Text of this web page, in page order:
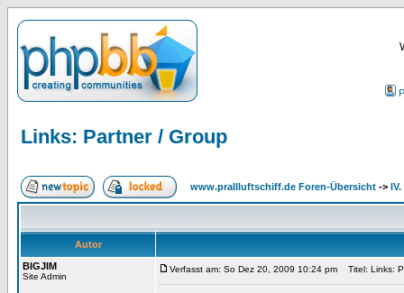
Links: Partner / Group
www.prallluftschiff.de Foren-Übersicht ->
Autor
BIGJIM
Site Admin
Verfasst am: So Dez 20, 2009 10:24 pm Titel: Links: